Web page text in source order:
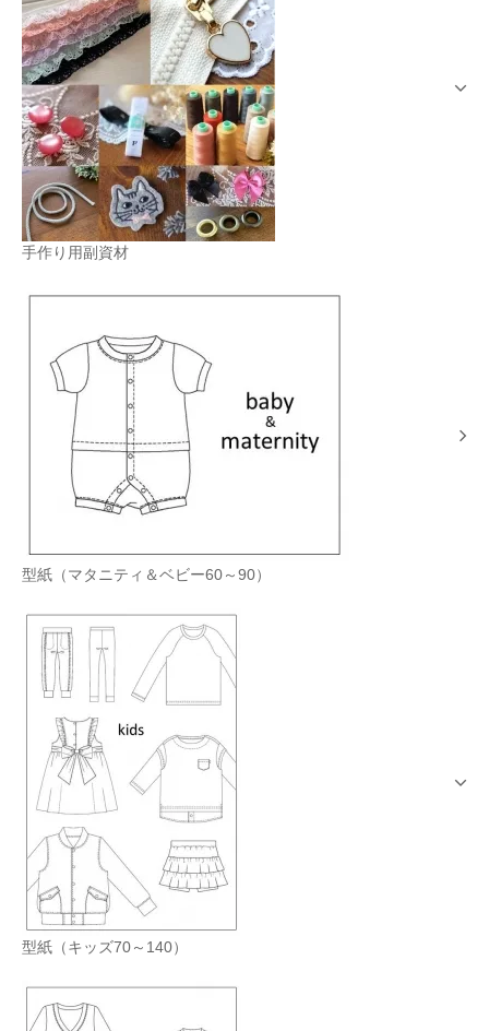
手作り用副資材
型紙（マタニティ＆ベビー60～90）
型紙（キッズ70～140）